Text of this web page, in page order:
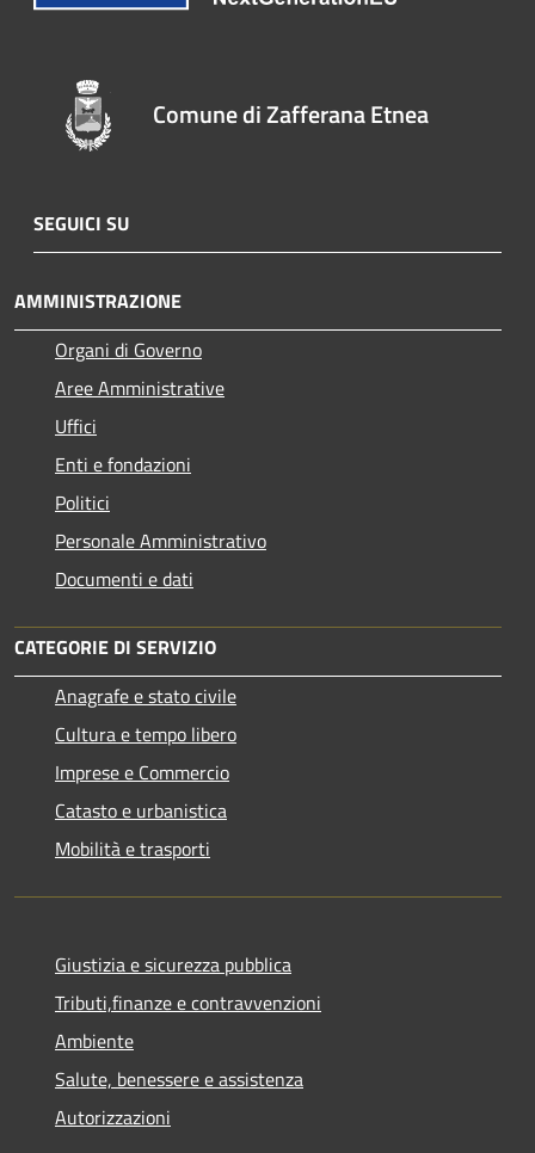
Comune di Zafferana Etnea
SEGUICI SU
AMMINISTRAZIONE
Organi di Governo
Aree Amministrative
Uffici
Enti e fondazioni
Politici
Personale Amministrativo
Documenti e dati
CATEGORIE DI SERVIZIO
Anagrafe e stato civile
Cultura e tempo libero
Imprese e Commercio
Catasto e urbanistica
Mobilità e trasporti
Giustizia e sicurezza pubblica
Tributi,finanze e contravvenzioni
Ambiente
Salute, benessere e assistenza
Autorizzazioni